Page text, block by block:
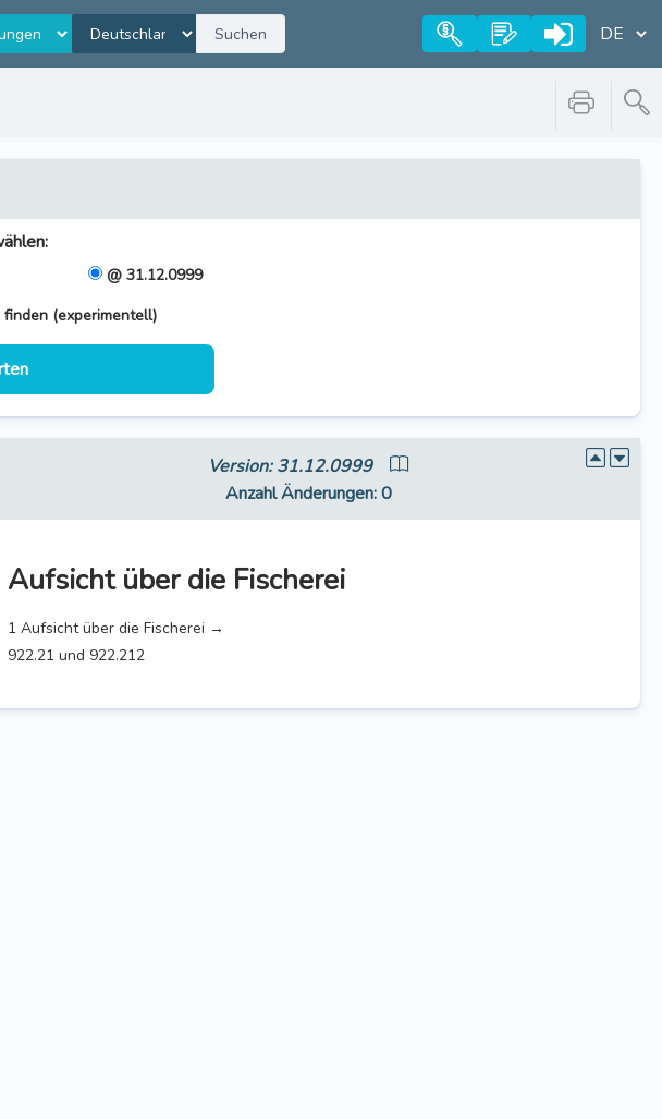
Suchen
:
@ 31.12.0999
(experimentell)
Version: 31.12.0999
Anzahl Änderungen: 0
Aufsicht über die Fischerei
1 Aufsicht über die Fischerei →
922.21 und 922.212